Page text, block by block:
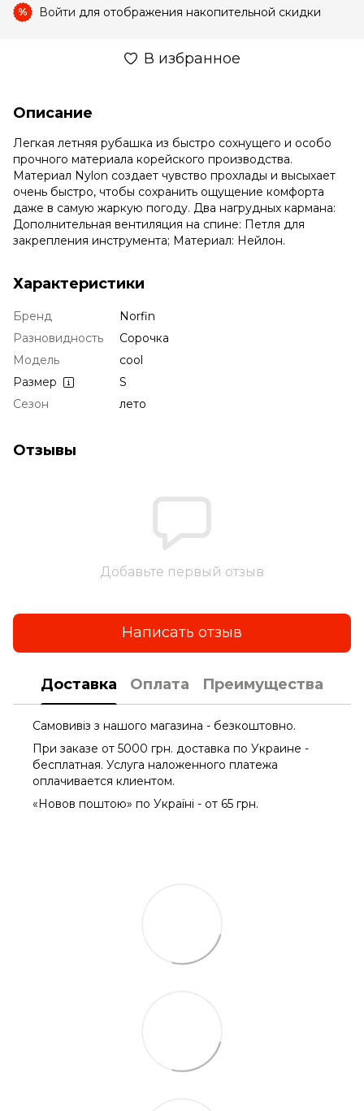
% Войти для отображения накопительной скидки
В избранное
Описание
Легкая летняя рубашка из быстро сохнущего и особо
прочного материала корейского производства.
Материал Nylon создает чувство прохлады и высыхает
очень быстро, чтобы сохранить ощущение комфорта
даже в самую жаркую погоду. Два нагрудных кармана:
Дополнительная вентиляция на спине: Петля для
закрепления инструмента; Материал: Нейлон.
Характеристики
Бренд
Norfin
Разновидность
Сорочка
Модель
cool
Размер
S
Сезон
лето
Отзывы
Добавьте первый отзыв
Написать отзыв
Доставка Оплата Преимущества
Самовивіз з нашого магазина - безкоштовно.
При заказе от 5000 грн. доставка по Украине -
бесплатная. Услуга наложенного платежа
оплачиваетcя клиентом.
«Новов поштою» по Україні - от 65 грн.